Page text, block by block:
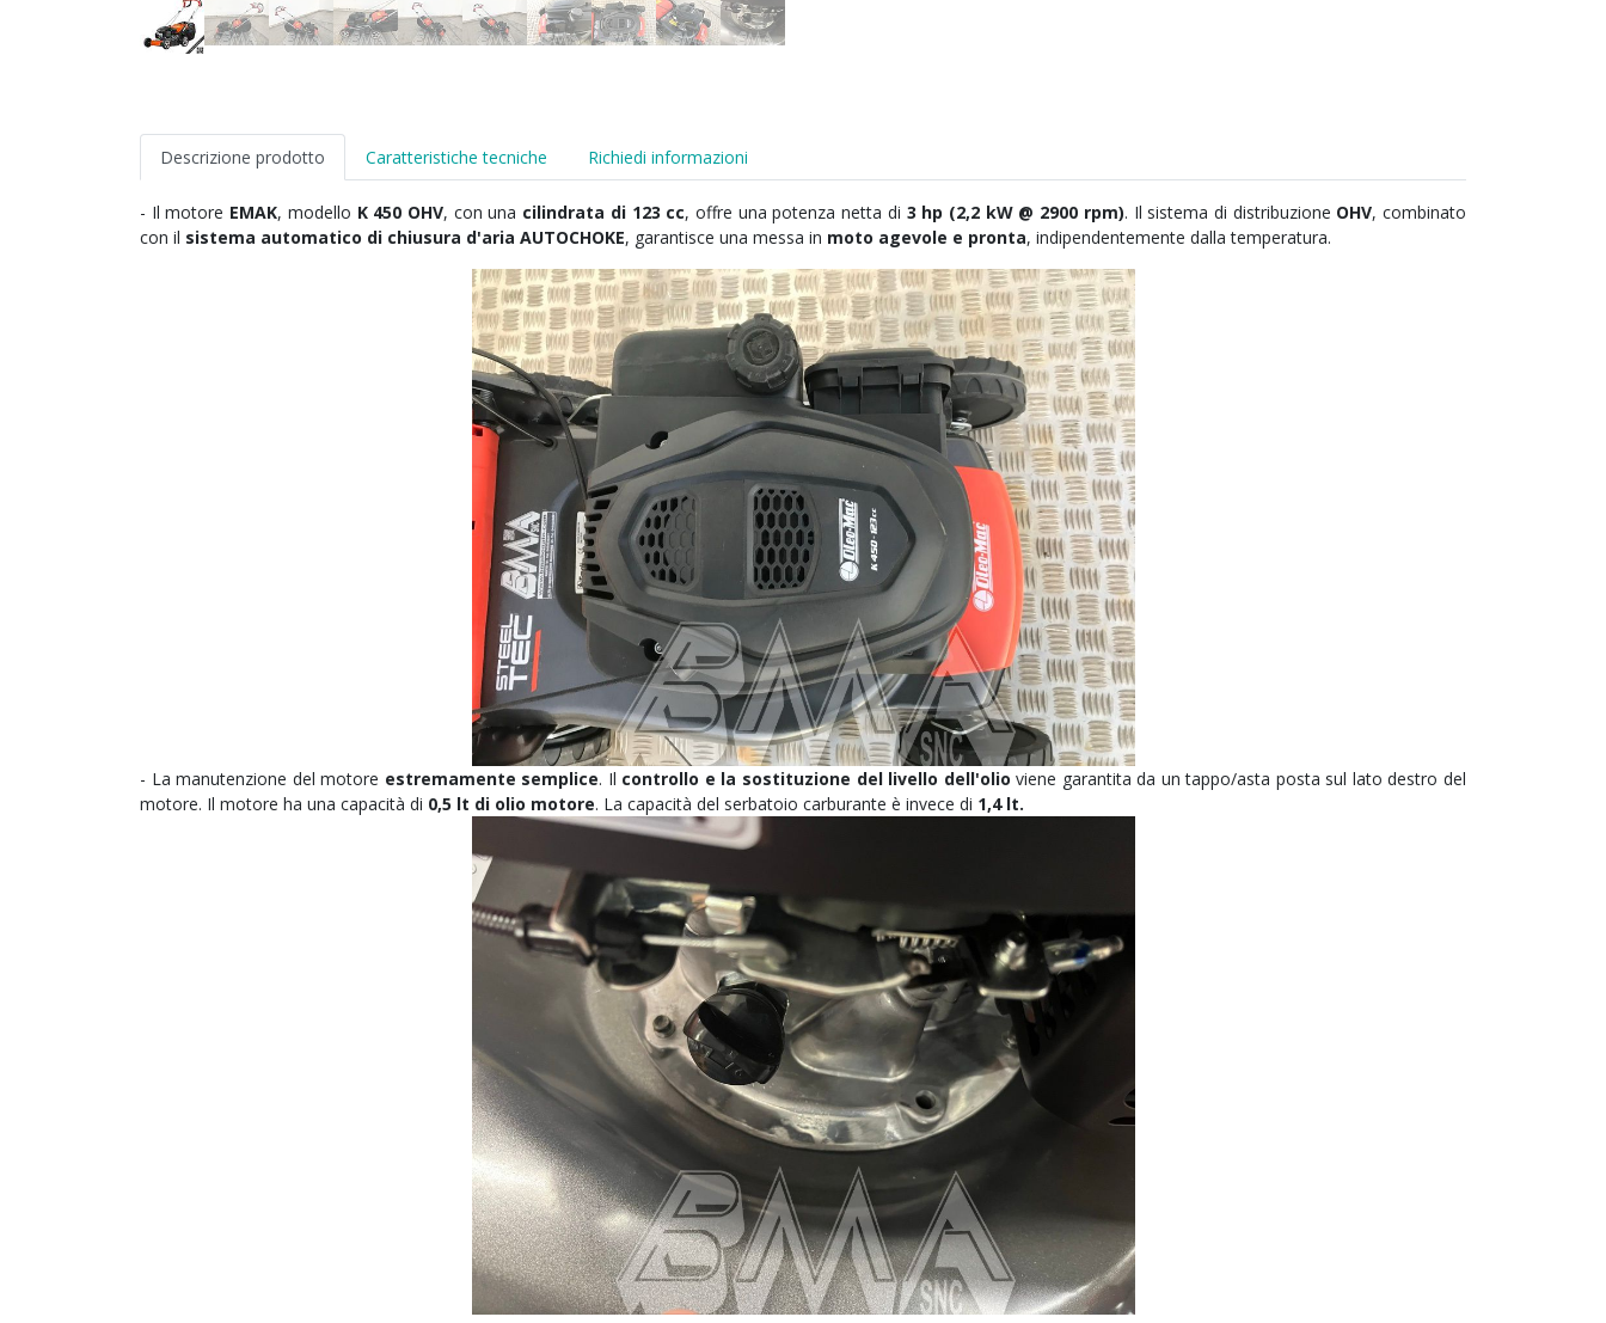
Descrizione prodotto Caratteristiche tecniche Richiedi informazioni
- Il motore EMAK, modello K 450 OHV, con una cilindrata di 123 cc, offre una potenza netta di 3 hp (2,2 kW @ 2900 rpm). Il sistema di distribuzione OHV, combinato
con il sistema automatico di chiusura d'aria AUTOCHOKE, garantisce una messa in moto agevole e pronta, indipendentemente dalla temperatura.
- La manutenzione del motore estremamente semplice. Il controllo e la sostituzione del livello dell'olio viene garantita da un tappo/asta posta sul lato destro del
motore. Il motore ha una capacità di 0,5 lt di olio motore. La capacità del serbatoio carburante è invece di 1,4 lt.